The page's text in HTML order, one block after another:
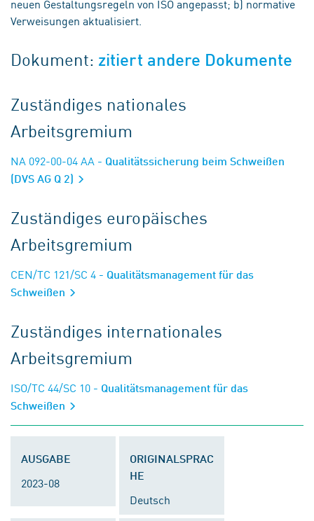
neuen Gestaltungsregeln von ISO angepasst; b) normative
Verweisungen aktualisiert.
Dokument: zitiert andere Dokumente
Zuständiges nationales
Arbeitsgremium
NA 092-00-04 AA - Qualitätssicherung beim Schweißen
(DVS AG Q 2)
Zuständiges europäisches
Arbeitsgremium
CEN/TC 121/SC 4 - Qualitätsmanagement für das
Schweißen
Zuständiges internationales
Arbeitsgremium
ISO/TC 44/SC 10 - Qualitätsmanagement für das
Schweißen
AUSGABE
2023-08
ORIGINALSPRAC
HE
Deutsch